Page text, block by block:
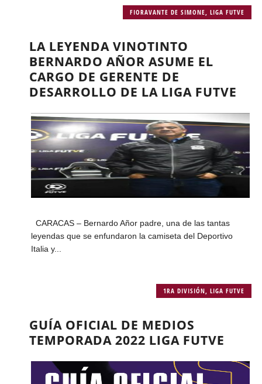
FIORAVANTE DE SIMONE ,LIGA FUTVE
LA LEYENDA VINOTINTO
BERNARDO AÑOR ASUME EL
CARGO DE GERENTE DE
DESARROLLO DE LA LIGA FUTVE
CARACAS – Bernardo Añor padre, una de las tantas
leyendas que se enfundaron la camiseta del Deportivo
Italia y...
1RA DIVISIÓN ,LIGA FUTVE
GUÍA OFICIAL DE MEDIOS
TEMPORADA 2022 LIGA FUTVE